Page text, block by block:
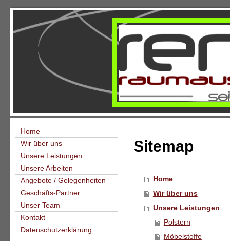
Home
Wir über uns
Unsere Leistungen
Unsere Arbeiten
Angebote / Gelegenheiten
Geschäfts-Partner
Unser Team
Kontakt
Datenschutzerklärung
Sitemap
Home
Wir über uns
Unsere Leistungen
Polstern
Möbelstoffe